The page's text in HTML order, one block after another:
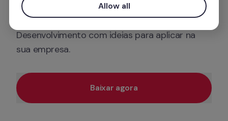
a saúde mental no trabalho. Por isso,
oferecemos esse Ebook sobre Treinamento e
Desenvolvimento com ideias para aplicar na
sua empresa.
Baixar agora
Allow all